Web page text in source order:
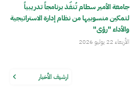
جامعة الأمير سطام تُنفّذ برنامجاً تدريبياً
لتمكين منسوبيها من نظام إدارة الاستراتيجية
والأداء "رؤى"
الأربعاء 22 يوليو 2026
ارشيف الأخبار